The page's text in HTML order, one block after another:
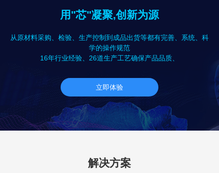
用"芯"凝聚,创新为源
从原材料采购、检验、生产控制到成品出货等都有完善、系统、科
学的操作规范
16年行业经验、26道生产工艺确保产品品质、
立即体验
解决方案